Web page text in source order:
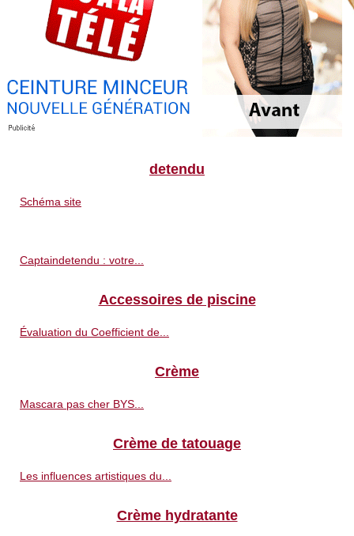
detendu
Schéma site
Captaindetendu : votre...
Accessoires de piscine
Évaluation du Coefficient de...
Crème
Mascara pas cher BYS...
Crème de tatouage
Les influences artistiques du...
Crème hydratante